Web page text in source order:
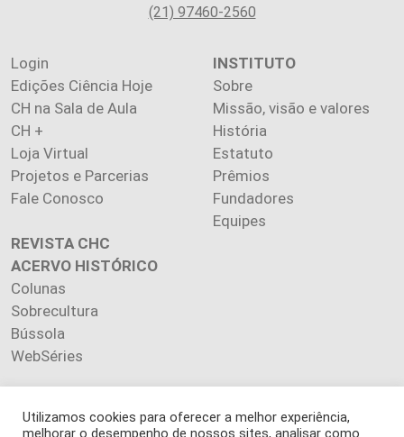
(21) 97460-2560
Login
Edições Ciência Hoje
CH na Sala de Aula
CH +
Loja Virtual
Projetos e Parcerias
Fale Conosco
INSTITUTO
Sobre
Missão, visão e valores
História
Estatuto
Prêmios
Fundadores
Equipes
REVISTA CHC
ACERVO HISTÓRICO
Colunas
Sobrecultura
Bússola
WebSéries
Utilizamos cookies para oferecer a melhor experiência,
melhorar o desempenho de nossos sites, analisar como